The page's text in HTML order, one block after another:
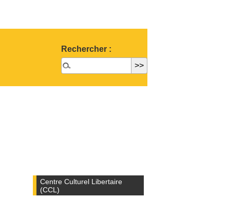
Rechercher :
Centre Culturel Libertaire
(CCL)